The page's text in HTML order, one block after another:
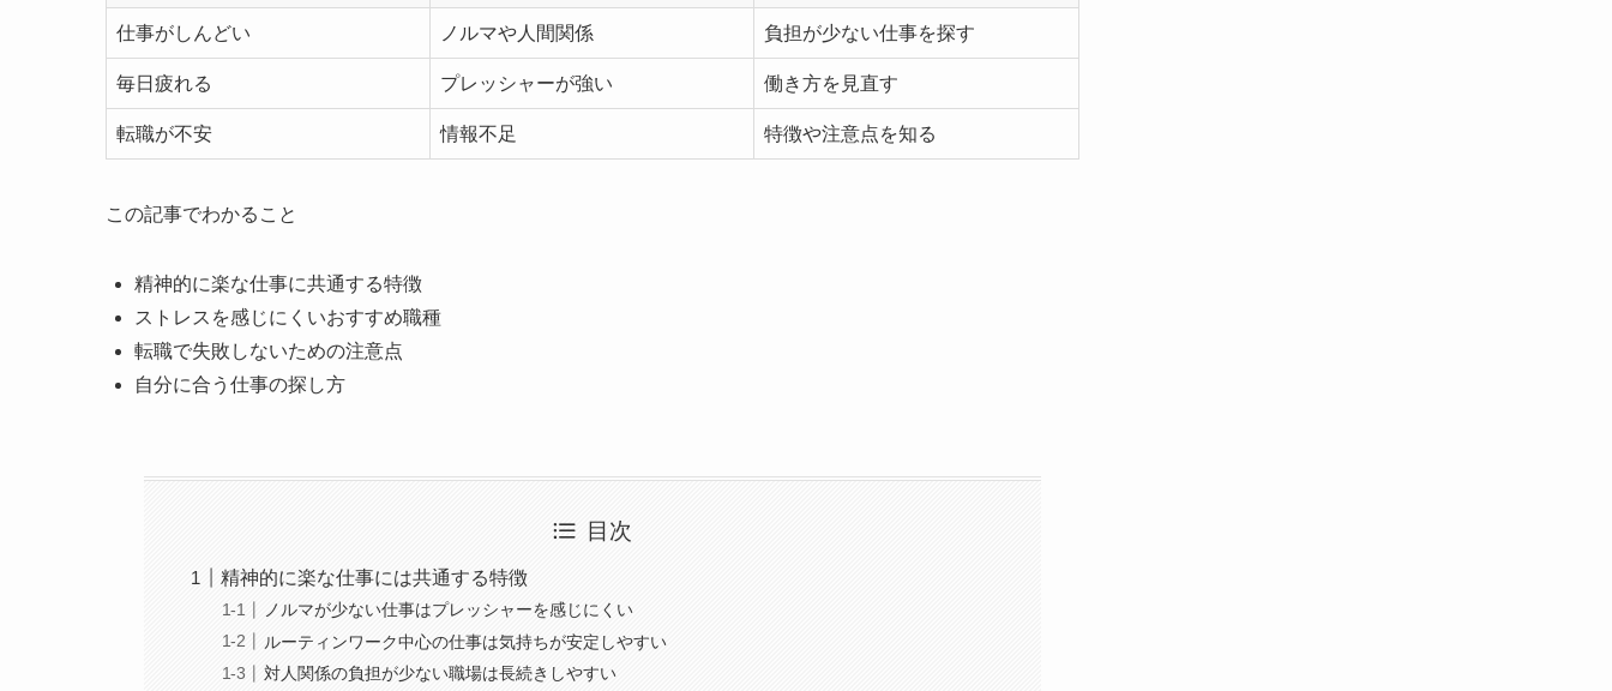
仕事がしんどい ノルマや人間関係 負担が少ない仕事を探す
毎日疲れる プレッシャーが強い 働き方を見直す
転職が不安 情報不足 特徴や注意点を知る
この記事でわかること
精神的に楽な仕事に共通する特徴
ストレスを感じにくいおすすめ職種
転職で失敗しないための注意点
自分に合う仕事の探し方
目次
精神的に楽な仕事には共通する特徴
ノルマが少ない仕事はプレッシャーを感じにくい
ルーティンワーク中心の仕事は気持ちが安定しやすい
対人関係の負担が少ない職場は長続きしやすい